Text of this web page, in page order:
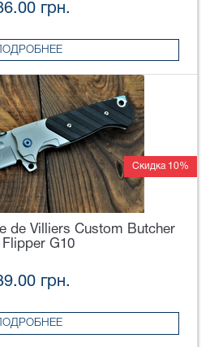
грн.
ПОДРОБНЕЕ
Скидка 10%
de Villiers Custom Butcher
Flipper G10
грн.
ПОДРОБНЕЕ